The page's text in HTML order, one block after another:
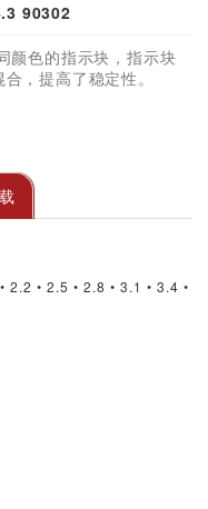
90302
颜色的指示块，指示块
，提高了稳定性。
2.2 • 2.5 • 2.8 • 3.1 • 3.4 •